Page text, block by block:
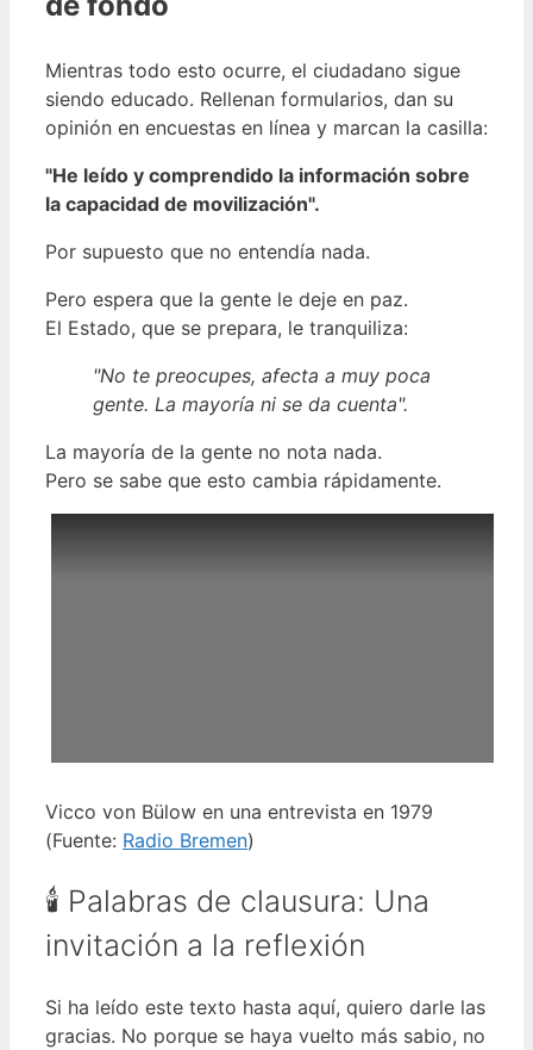
Mientras todo esto ocurre, el ciudadano sigue
siendo educado. Rellenan formularios, dan su
opinión en encuestas en línea y marcan la casilla:
"He leído y comprendido la información sobre
la capacidad de movilización".
Por supuesto que no entendía nada.
Pero espera que la gente le deje en paz.
El Estado, que se prepara, le tranquiliza:
"No te preocupes, afecta a muy poca
gente. La mayoría ni se da cuenta".
La mayoría de la gente no nota nada.
Pero se sabe que esto cambia rápidamente.
Vicco von Bülow en una entrevista en 1979
(Fuente: Radio Bremen)
🕯️ Palabras de clausura: Una
invitación a la reflexión
Si ha leído este texto hasta aquí, quiero darle las
gracias. No porque se haya vuelto más sabio, no